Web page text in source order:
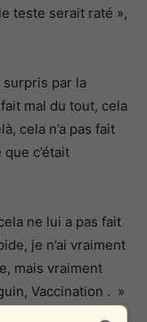
teste serait raté »,
surpris par la
mal du tout, cela
cela n’a pas fait
c’était
ne lui a pas fait
je n’ai vraiment
mais vraiment
Vaccination . »